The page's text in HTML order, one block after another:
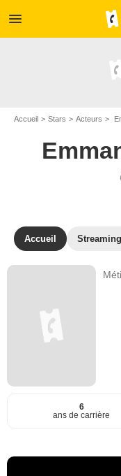
menu
Accueil Stars Acteurs
Accueil Streaming
6
ans de carrière